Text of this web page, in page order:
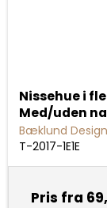
Nissehue i
Med/uden
Bæklund Design
T-2017-1E1E
Pris fra